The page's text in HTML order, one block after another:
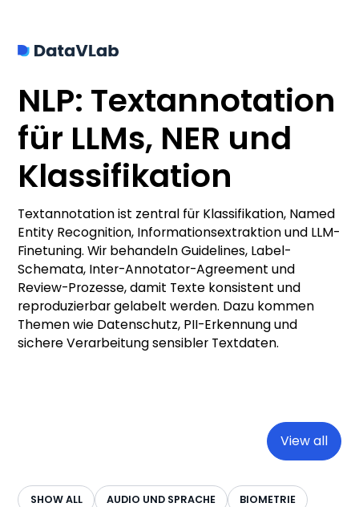
NLP: Textannotation
für LLMs, NER und
Klassifikation
Textannotation ist zentral für Klassifikation, Named
Entity Recognition, Informationsextraktion und LLM-
Finetuning. Wir behandeln Guidelines, Label-
Schemata, Inter-Annotator-Agreement und
Review-Prozesse, damit Texte konsistent und
reproduzierbar gelabelt werden. Dazu kommen
Themen wie Datenschutz, PII-Erkennung und
sichere Verarbeitung sensibler Textdaten.
View all
SHOW ALL AUDIO UND SPRACHE BIOMETRIE